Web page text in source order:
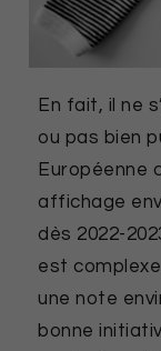
En fait, il ne
ou pas bien
Européenne
affichage
dès 2022-
est
une note
bonne